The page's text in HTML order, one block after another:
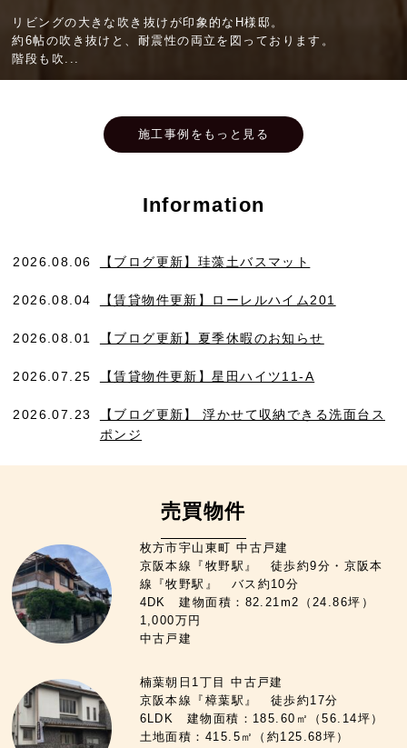
リビングの大きな吹き抜けが印象的なH様邸。
約6帖の吹き抜けと、耐震性の両立を図っております。
階段も吹...
施工事例をもっと見る
Information
2026.08.06 【ブログ更新】珪藻土バスマット
2026.08.04 【賃貸物件更新】ローレルハイム201
2026.08.01 【ブログ更新】夏季休暇のお知らせ
2026.07.25 【賃貸物件更新】星田ハイツ11-A
2026.07.23
【ブログ更新】 浮かせて収納できる洗面台ス
ポンジ
売買物件
枚方市宇山東町 中古戸建
京阪本線『牧野駅』 徒歩約9分・京阪本
線『牧野駅』 バス約10分
4DK 建物面積：82.21m2（24.86坪）
1,000万円
中古戸建
楠葉朝日1丁目 中古戸建
京阪本線『樟葉駅』 徒歩約17分
6LDK 建物面積：185.60㎡（56.14坪）
土地面積：415.5㎡（約125.68坪）